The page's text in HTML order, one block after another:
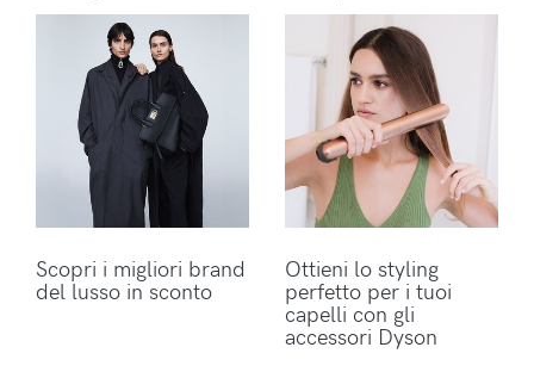
Scopri i migliori brand
del lusso in sconto
Ottieni lo styling
perfetto per i tuoi
capelli con gli
accessori Dyson